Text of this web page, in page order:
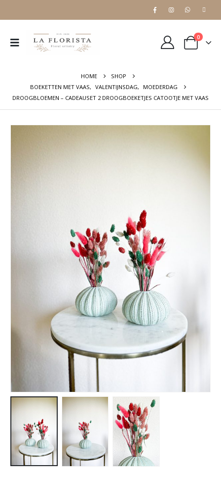
0
HOME
SHOP
BOEKETTEN MET VAAS, VALENTIJNSDAG,
MOEDERDAG
DROOGBLOEMEN – CADEAUSET 2 DROOGBOEKETJES CATOOTJE MET VAAS